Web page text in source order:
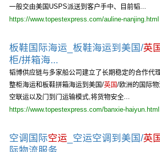
一般交由美国USPS派送到客户手中、目前韬...
https://www.topestexpress.com/auline-nanjing.html
板鞋国际海运_板鞋海运到美国/英
柜/拼箱海...
韬博供应链与多家船公司建立了长期稳定的合作代
整柜海运和板鞋拼箱海运到美国/英国/欧洲的国际
空联运以及门到门运输模式,将货物安全...
https://www.topestexpress.com/banxie-haiyun.html
空调国际空运 _空运空调到美国/英